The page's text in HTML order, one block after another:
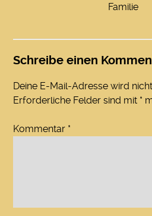
Familie
Schreibe einen
Deine E-Mail-Adresse wird
Erforderliche Felder sind mit *
Kommentar *